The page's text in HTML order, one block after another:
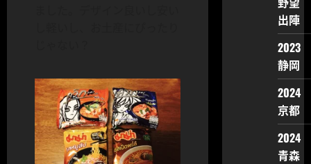
出陣
2023
静岡
2024
京都
2024
青森